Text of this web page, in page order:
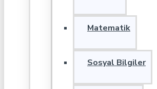
Matematik
Sosyal Bilgiler